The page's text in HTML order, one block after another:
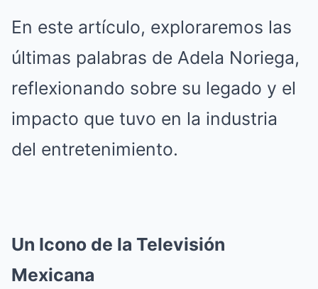
En este artículo, exploraremos las
últimas palabras de Adela Noriega,
reflexionando sobre su legado y el
impacto que tuvo en la industria
del entretenimiento.
Un Icono de la Televisión
Mexicana